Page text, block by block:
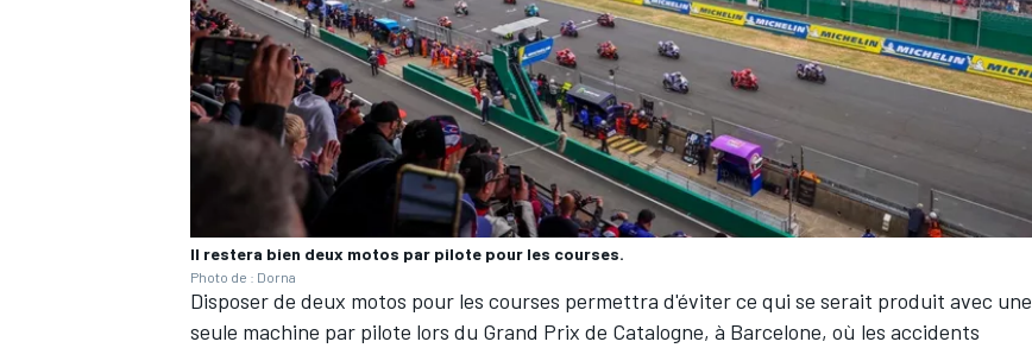
AUTRES CHAMPIONNATS
Il restera bien deux motos par pilote pour les courses.
Photo de : Dorna
Disposer de deux motos pour les courses permettra d'éviter ce qui se serait produit avec une
seule machine par pilote lors du Grand Prix de Catalogne, à Barcelone, où les accidents